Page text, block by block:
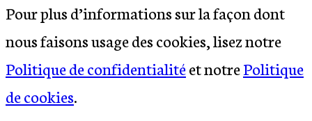
Pour plus d’informations sur la façon dont
nous faisons usage des cookies, lisez notre
Politique de confidentialitéet notrePolitique
de cookies.